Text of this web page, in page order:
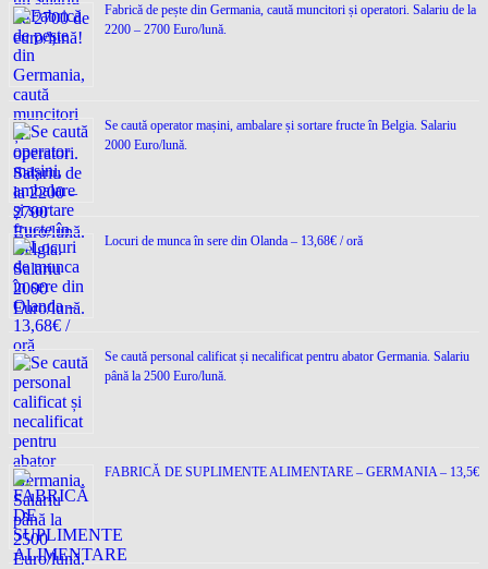
Fabrică de pește din Germania, caută muncitori și operatori. Salariu de la
2200 – 2700 Euro/lună.
Se caută operator mașini, ambalare și sortare fructe în Belgia. Salariu
2000 Euro/lună.
Locuri de munca în sere din Olanda – 13,68€ / oră
Se caută personal calificat și necalificat pentru abator Germania. Salariu
până la 2500 Euro/lună.
FABRICĂ DE SUPLIMENTE ALIMENTARE – GERMANIA – 13,5€